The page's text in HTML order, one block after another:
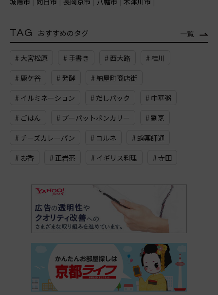
TAG おすすめのタグ 一覧
# 大宮松原 # 手書き # 西大路 # 桂川
# 鹿ケ谷 # 発酵 # 納屋町商店街
# イルミネーション # だしパック # 中華粥
# ごはん # プーパットポンカリー # 割烹
# チーズカレーパン # コルネ # 蛸薬師通
# お香 # 正岩茶 # イギリス料理 # 寺田